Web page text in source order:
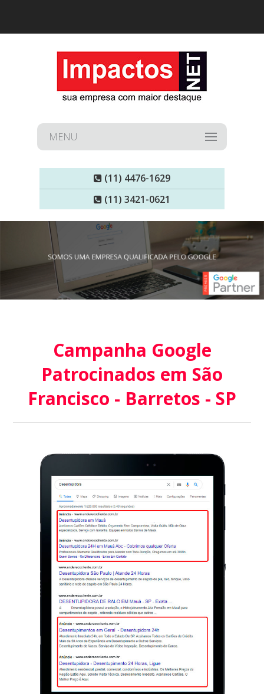
MENU
(11) 4476-1629
(11) 3421-0621
Campanha Google
Patrocinados em São
Francisco - Barretos - SP